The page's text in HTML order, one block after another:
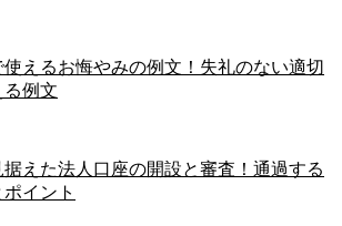
えるお悔やみの例文！失礼のない適切
る例文
えた法人口座の開設と審査！通過する
イント